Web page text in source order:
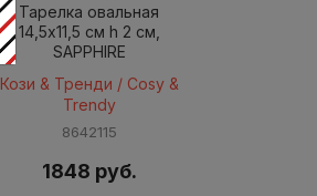
Тарелка овальная
14,5x11,5 см h 2 см,
SAPPHIRE
Кози & Тренди / Cosy &
Trendy
8642115
1848 руб.